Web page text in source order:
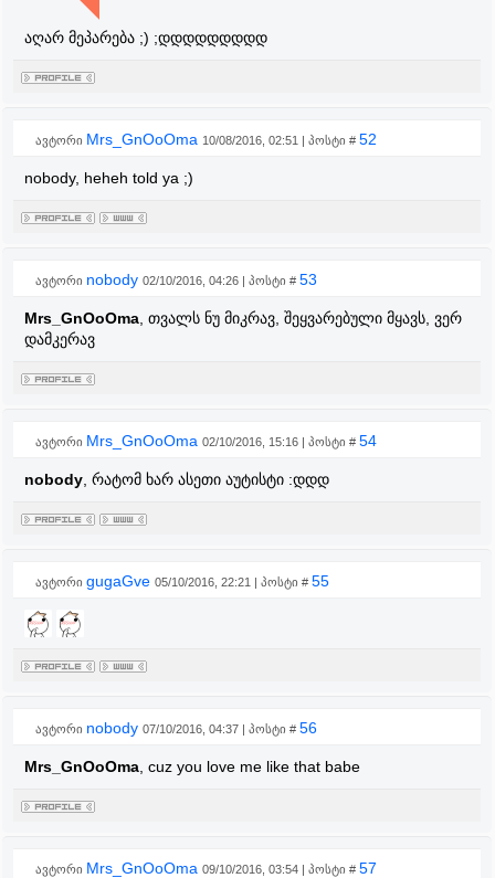
აღარ მეპარება ;) ;დდდდდდდდდ
ავტორი Mrs_GnOoOma 10/08/2016, 02:51 | პოსტი # 52
nobody, heheh told ya ;)
ავტორი nobody 02/10/2016, 04:26 | პოსტი # 53
Mrs_GnOoOma , თვალს ნუ მიკრავ, შეყვარებული მყავს, ვერ
დამკერავ
ავტორი Mrs_GnOoOma 02/10/2016, 15:16 | პოსტი # 54
nobody , რატომ ხარ ასეთი აუტისტი :დდდ
ავტორი gugaGve 05/10/2016, 22:21 | პოსტი # 55
ავტორი nobody 07/10/2016, 04:37 | პოსტი # 56
Mrs_GnOoOma , cuz you love me like that babe
ავტორი Mrs_GnOoOma 09/10/2016, 03:54 | პოსტი # 57